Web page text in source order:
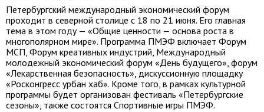
Петербургский международный экономический форум
проходит в северной столице с 18 по 21 июня. Его главная
тема в этом году — «Общие ценности — основа роста в
многополярном мире». Программа ПМЭФ включает Форум
МСП, Форум креативных индустрий, Международный
молодежный экономический форум «День будущего», форум
«Лекарственная безопасность», дискуссионную площадку
«Росконгресс урбан хаб». Кроме того, в рамках культурной
программы будет организован фестиваль «Петербургские
сезоны», также состоятся Спортивные игры ПМЭФ.